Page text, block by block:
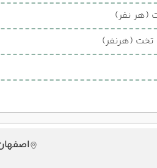
(هر نفر)
(هرنفر)